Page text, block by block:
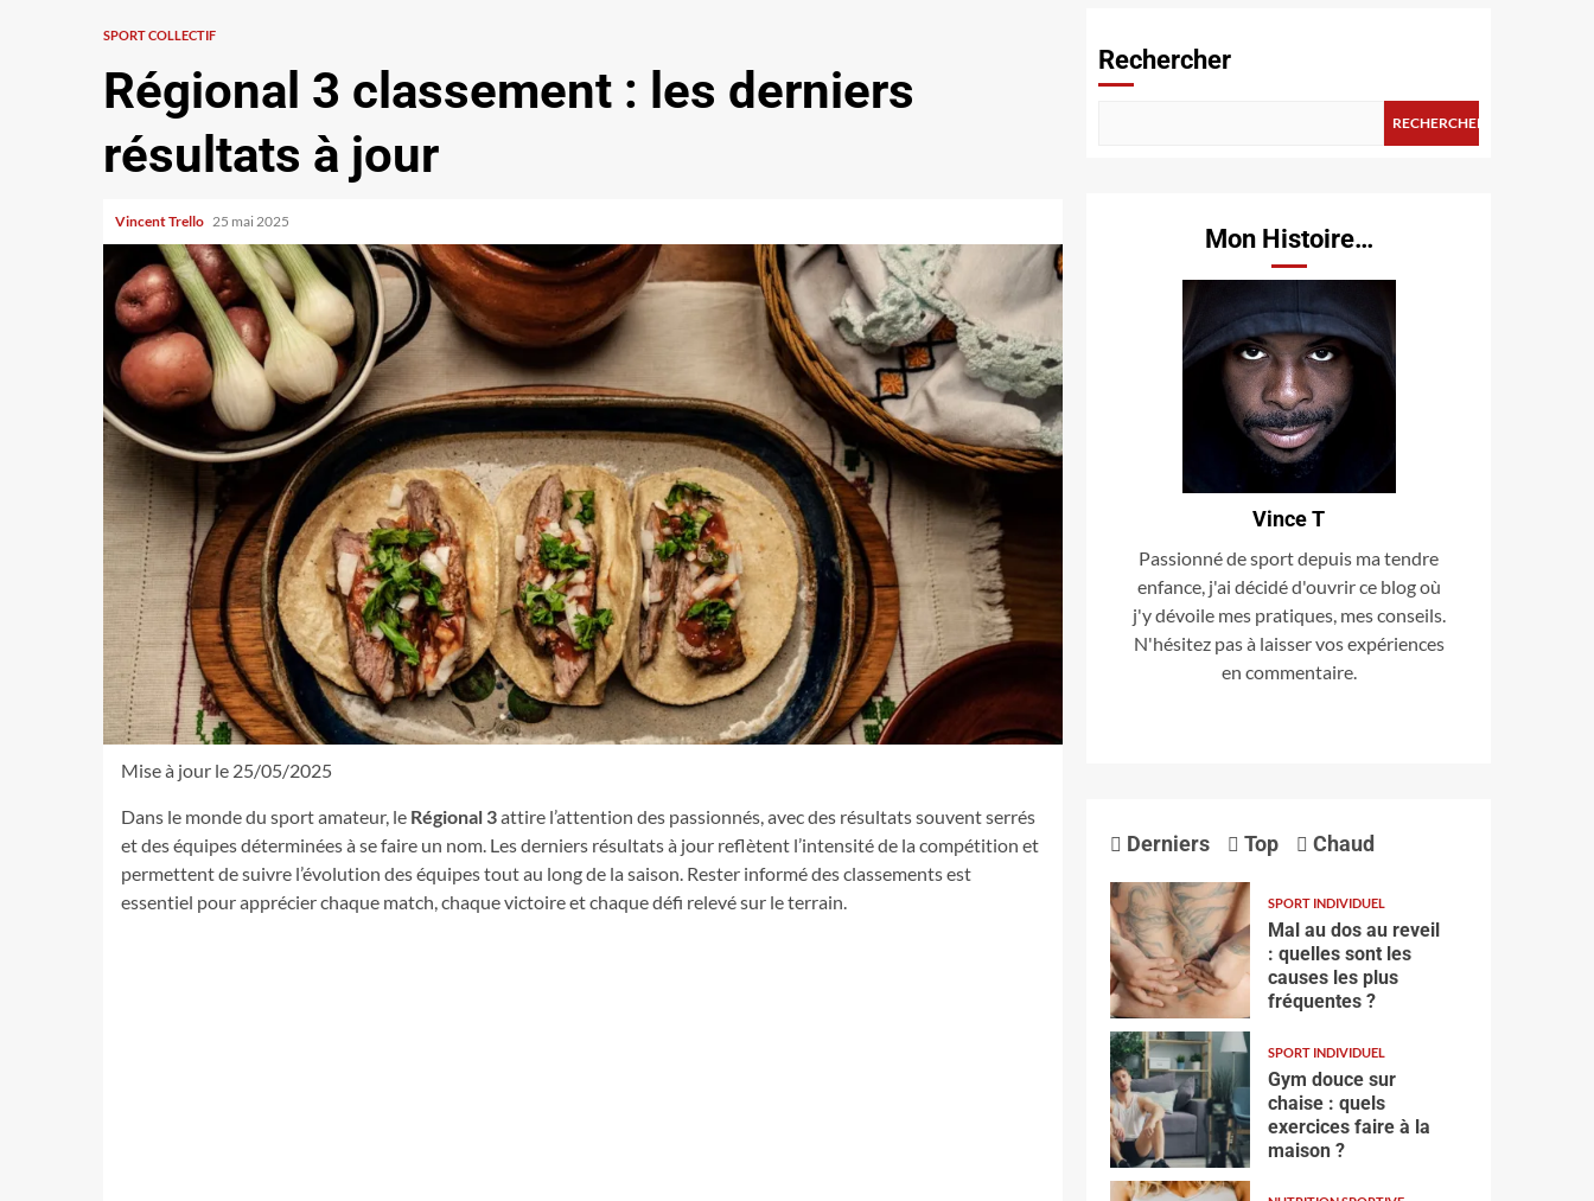
SPORT COLLECTIF
Régional 3 classement : les derniers
résultats à jour
Vincent Trello 25 mai 2025
Mise à jour le 25/05/2025
Dans le monde du sport amateur, le Régional 3attire l’attention des passionnés, avec des résultats souvent serrés
et des équipes déterminées à se faire un nom. Les derniers résultats à jour reflètent l’intensité de la compétition et
permettent de suivre l’évolution des équipes tout au long de la saison. Rester informé des classements est
essentiel pour apprécier chaque match, chaque victoire et chaque défi relevé sur le terrain.
Rechercher
RECHERCHER
Mon Histoire…
Vince T
Passionné de sport depuis ma tendre
enfance, j'ai décidé d'ouvrir ce blog où
j'y dévoile mes pratiques, mes conseils.
N'hésitez pas à laisser vos expériences
en commentaire.
Derniers Top Chaud
SPORT INDIVIDUEL
Mal au dos au reveil
: quelles sont les
causes les plus
fréquentes ?
SPORT INDIVIDUEL
Gym douce sur
chaise : quels
exercices faire à la
maison ?